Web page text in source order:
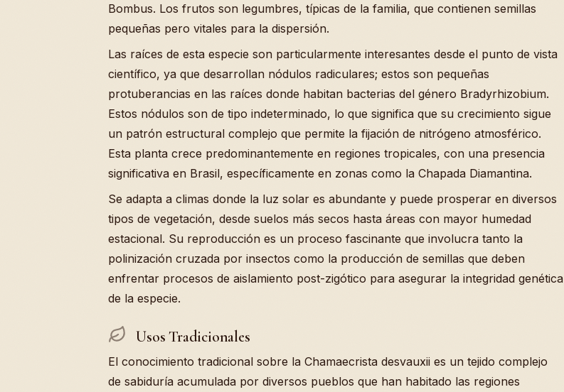
Bombus. Los frutos son legumbres, típicas de la familia, que contienen semillas
pequeñas pero vitales para la dispersión.
Las raíces de esta especie son particularmente interesantes desde el punto de vista
científico, ya que desarrollan nódulos radiculares; estos son pequeñas
protuberancias en las raíces donde habitan bacterias del género Bradyrhizobium.
Estos nódulos son de tipo indeterminado, lo que significa que su crecimiento sigue
un patrón estructural complejo que permite la fijación de nitrógeno atmosférico.
Esta planta crece predominantemente en regiones tropicales, con una presencia
significativa en Brasil, específicamente en zonas como la Chapada Diamantina.
Se adapta a climas donde la luz solar es abundante y puede prosperar en diversos
tipos de vegetación, desde suelos más secos hasta áreas con mayor humedad
estacional. Su reproducción es un proceso fascinante que involucra tanto la
polinización cruzada por insectos como la producción de semillas que deben
enfrentar procesos de aislamiento post-zigótico para asegurar la integridad genética
de la especie.
Usos Tradicionales
El conocimiento tradicional sobre la Chamaecrista desvauxii es un tejido complejo
de sabiduría acumulada por diversos pueblos que han habitado las regiones